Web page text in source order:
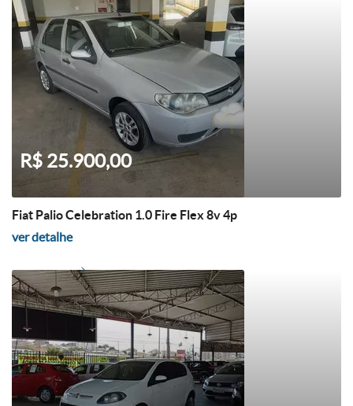
R$ 25.900,00
Fiat Palio Celebration 1.0 Fire Flex 8v 4p
ver detalhe